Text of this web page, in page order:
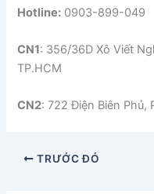
Hotline: 0903-899-049
CN1: 356/36D Xô Viết
TP.HCM
CN2: 722 Điện Biên Phủ,
TRƯỚC ĐÓ